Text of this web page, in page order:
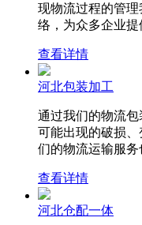
现物流过程的管
络，为众多企业
查看详情
河北包装加工
通过我们的物流
可能出现的破损
们的物流运输服
查看详情
河北仓配一体